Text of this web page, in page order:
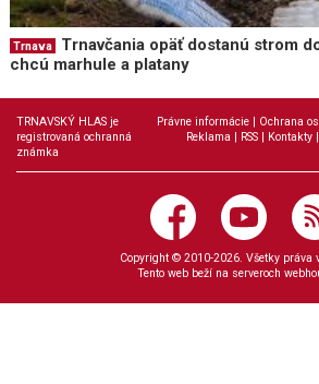
Trnava
Trnavčania opäť dostanú strom
chcú marhule a platany
TRNAVSKÝ HLAS je
registrovaná ochranná
známka
Právne informácie | Ochrana
Reklama | RSS | Kontakty |
Copyright © 2010-2026. Všetky práva
Tento web beží na serveroch